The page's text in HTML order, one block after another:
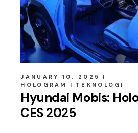
JANUARY 10, 2025
HOLOGRAM
TEKNOLOGI
Hyundai Mobis:
CES 2025